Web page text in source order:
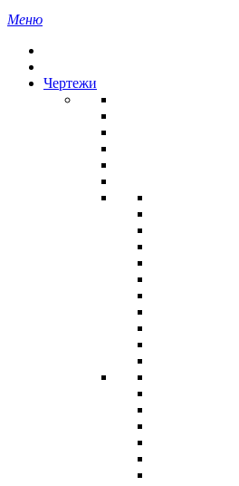
Меню
Чертежи